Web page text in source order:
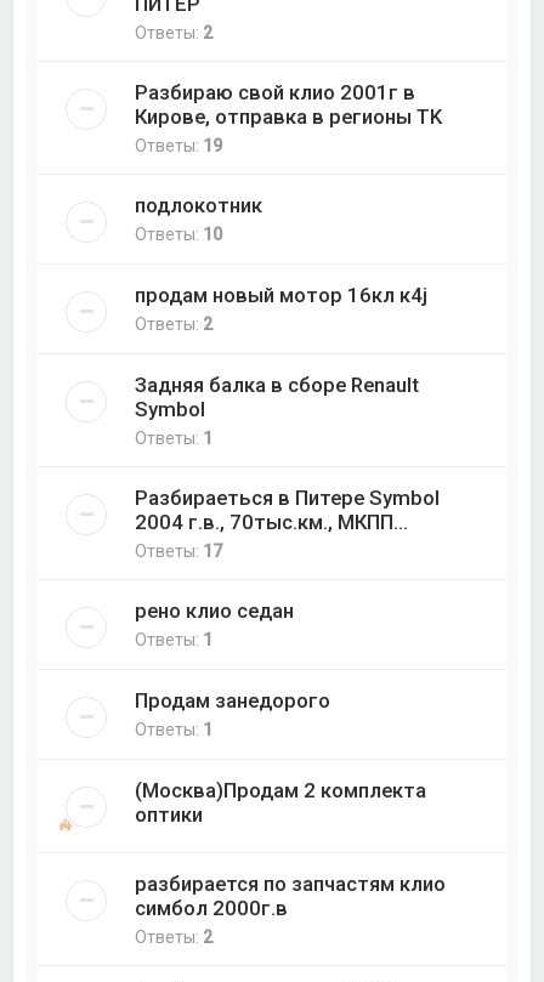
Ответы: 2
Разбираю свой клио 2001г в
Кирове, отправка в регионы ТK
Ответы: 19
подлокотник
Ответы: 10
продам новый мотор 16кл к4j
Ответы: 2
Задняя балка в сборе Renault
Symbol
Ответы: 1
Разбираеться в Питере Symbol
2004 г.в., 70тыс.км., МКПП...
Ответы: 17
рено клио седан
Ответы: 1
Продам занедорого
Ответы: 1
(Москва)Продам 2 комплекта
оптики
разбирается по запчастям клио
симбол 2000г.в
Ответы: 2